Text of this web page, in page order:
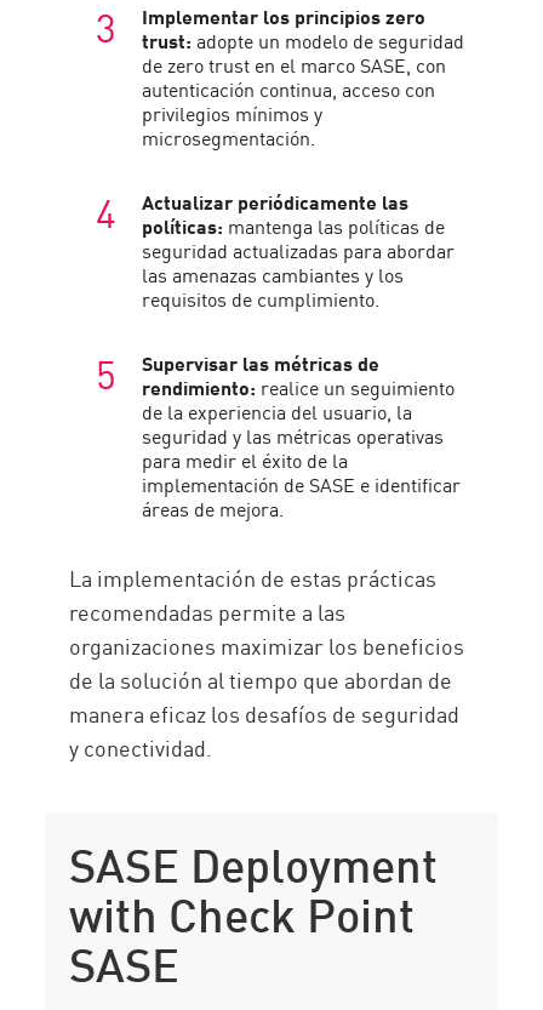
Implementar los principios zero
trust:adopte un modelo de seguridad
de zero trust en el marco SASE, con
autenticación continua, acceso con
privilegios mínimos y
microsegmentación.
Actualizar periódicamente las
políticas: mantenga las políticas de
seguridad actualizadas para abordar
las amenazas cambiantes y los
requisitos de cumplimiento.
Supervisar las métricas de
rendimiento: realice un seguimiento
de la experiencia del usuario, la
seguridad y las métricas operativas
para medir el éxito de la
implementación de SASE e identificar
áreas de mejora.
La implementación de estas prácticas
recomendadas permite a las
organizaciones maximizar los beneficios
de la solución al tiempo que abordan de
manera eficaz los desafíos de seguridad
y conectividad.
SASE Deployment
with Check Point
SASE